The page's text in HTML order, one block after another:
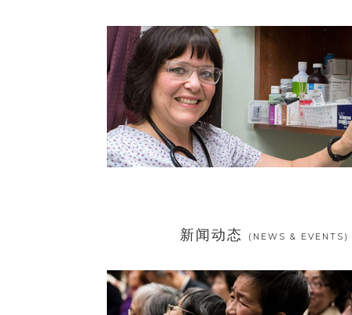
新闻动态 (NEWS & EVENTS)